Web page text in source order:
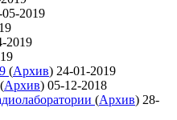
2019
2019
(Архив) 24-01-2019
(Архив) 05-12-2018
(Архив) 28-